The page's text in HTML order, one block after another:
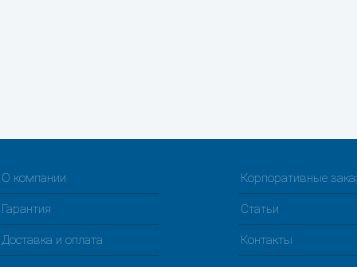
О компании Корпоративные
Гарантия Статьи
Доставка и оплата Контакты